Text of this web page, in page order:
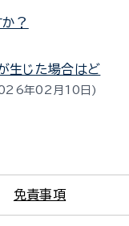
？
生じた場合はど
年02月10日
免責事項